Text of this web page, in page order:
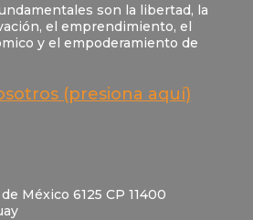
son la libertad, la
el emprendimiento, el
y el empoderamiento de
(presiona aquí)
México 6125 CP 11400